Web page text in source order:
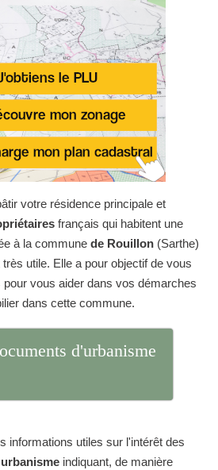
votre résidence principale et
français qui habitent une
à la commune de Rouillon (Sarthe)
utile. Elle a pour objectif de vous
vous aider dans vos démarches
dans cette commune.
d'urbanisme
informations utiles sur l'intérêt des
indiquant, de manière